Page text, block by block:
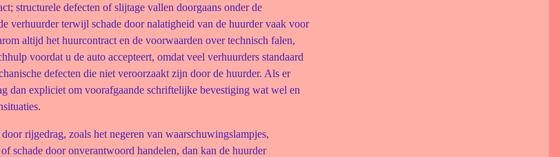
structurele defecten of slijtage vallen doorgaans onder de
verhuurder terwijl schade door nalatigheid van de huurder vaak voor
altijd het huurcontract en de voorwaarden over technisch falen,
voordat u de auto accepteert, omdat veel verhuurders standaard
defecten die niet veroorzaakt zijn door de huurder. Als er
dan expliciet om voorafgaande schriftelijke bevestiging wat wel en
rijgedrag, zoals het negeren van waarschuwingslampjes,
schade door onverantwoord handelen, dan kan de huurder